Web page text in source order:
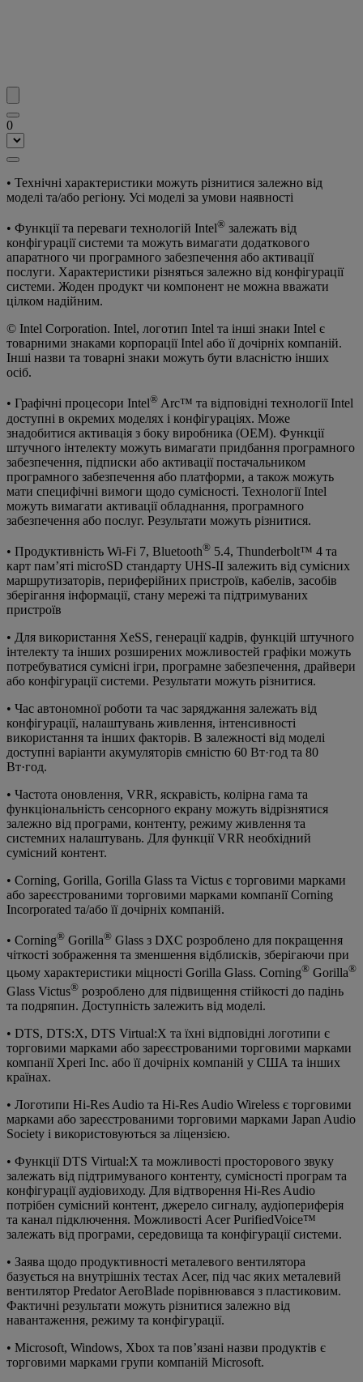
0
• Технічні характеристики можуть різнитися залежно від
моделі та/або регіону. Усі моделі за умови наявності
• Функції та переваги технологій Intel® залежать від
конфігурації системи та можуть вимагати додаткового
апаратного чи програмного забезпечення або активації
послуги. Характеристики різняться залежно від конфігурації
системи. Жоден продукт чи компонент не можна вважати
цілком надійним.
© Intel Corporation. Intel, логотип Intel та інші знаки Intel є
товарними знаками корпорації Intel або її дочірніх компаній.
Інші назви та товарні знаки можуть бути власністю інших
осіб.
• Графічні процесори Intel® Arc™ та відповідні технології Intel
доступні в окремих моделях і конфігураціях. Може
знадобитися активація з боку виробника (OEM). Функції
штучного інтелекту можуть вимагати придбання програмного
забезпечення, підписки або активації постачальником
програмного забезпечення або платформи, а також можуть
мати специфічні вимоги щодо сумісності. Технології Intel
можуть вимагати активації обладнання, програмного
забезпечення або послуг. Результати можуть різнитися.
• Продуктивність Wi-Fi 7, Bluetooth® 5.4, Thunderbolt™ 4 та
карт пам’яті microSD стандарту UHS-II залежить від сумісних
маршрутизаторів, периферійних пристроїв, кабелів, засобів
зберігання інформації, стану мережі та підтримуваних
пристроїв
• Для використання XeSS, генерації кадрів, функцій штучного
інтелекту та інших розширених можливостей графіки можуть
потребуватися сумісні ігри, програмне забезпечення, драйвери
або конфігурації системи. Результати можуть різнитися.
• Час автономної роботи та час заряджання залежать від
конфігурації, налаштувань живлення, інтенсивності
використання та інших факторів. В залежності від моделі
доступні варіанти акумуляторів ємністю 60 Вт·год та 80
Вт·год.
• Частота оновлення, VRR, яскравість, колірна гама та
функціональність сенсорного екрану можуть відрізнятися
залежно від програми, контенту, режиму живлення та
системних налаштувань. Для функції VRR необхідний
сумісний контент.
• Corning, Gorilla, Gorilla Glass та Victus є торговими марками
або зареєстрованими торговими марками компанії Corning
Incorporated та/або її дочірніх компаній.
• Corning® Gorilla® Glass з DXC розроблено для покращення
чіткості зображення та зменшення відблисків, зберігаючи при
цьому характеристики міцності Gorilla Glass. Corning® Gorilla®
Glass Victus® розроблено для підвищення стійкості до падінь
та подряпин. Доступність залежить від моделі.
• DTS, DTS:X, DTS Virtual:X та їхні відповідні логотипи є
торговими марками або зареєстрованими торговими марками
компанії Xperi Inc. або її дочірніх компаній у США та інших
країнах.
• Логотипи Hi-Res Audio та Hi-Res Audio Wireless є торговими
марками або зареєстрованими торговими марками Japan Audio
Society і використовуються за ліцензією.
• Функції DTS Virtual:X та можливості просторового звуку
залежать від підтримуваного контенту, сумісності програм та
конфігурації аудіовиходу. Для відтворення Hi-Res Audio
потрібен сумісний контент, джерело сигналу, аудіопериферія
та канал підключення. Можливості Acer PurifiedVoice™
залежать від програми, середовища та конфігурації системи.
• Заява щодо продуктивності металевого вентилятора
базується на внутрішніх тестах Acer, під час яких металевий
вентилятор Predator AeroBlade порівнювався з пластиковим.
Фактичні результати можуть різнитися залежно від
навантаження, режиму та конфігурації.
• Microsoft, Windows, Xbox та пов’язані назви продуктів є
торговими марками групи компаній Microsoft.